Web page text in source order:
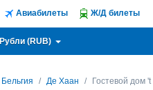
Авиабилеты Ж/Д билеты
Рубли (RUB)
Бельгия Де Хаан Гостевой дом